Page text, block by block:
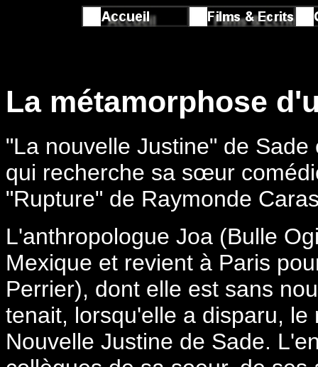
La métamorphose
"La nouvelle Justine" de
qui recherche sa sœur
"Rupture" de Raymonde
L'anthropologue Joa (Bulle
Mexique et revient à Paris
Perrier), dont elle est sans
tenait, lorsqu'elle a disparu,
Nouvelle Justine de Sade.